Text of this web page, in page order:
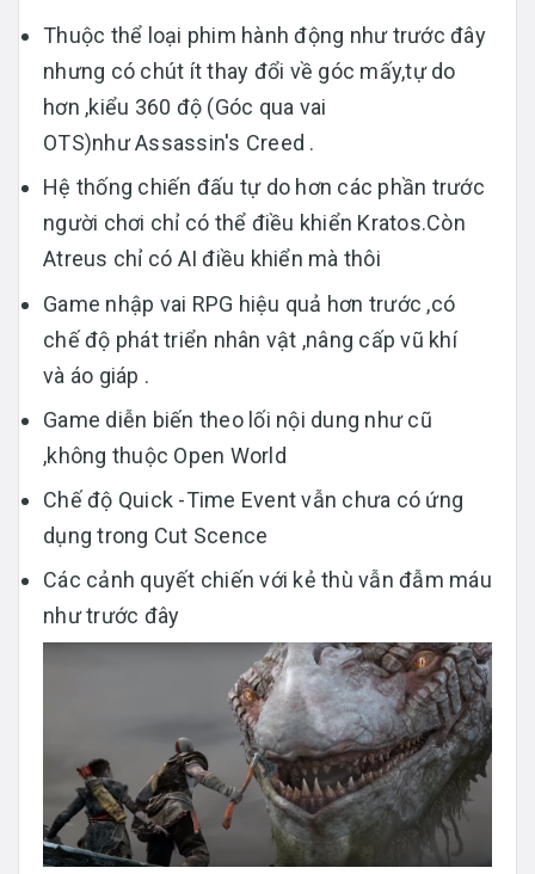
Thuộc thể loại phim hành động như trước đây
nhưng có chút ít thay đổi về góc mấy,tự do
hơn ,kiểu 360 độ (Góc qua vai
OTS)như Assassin's Creed .
Hệ thống chiến đấu tự do hơn các phần trước
người chơi chỉ có thể điều khiển Kratos.Còn
Atreus chỉ có AI điều khiển mà thôi
Game nhập vai RPG hiệu quả hơn trước ,có
chế độ phát triển nhân vật ,nâng cấp vũ khí
và áo giáp .
Game diễn biến theo lối nội dung như cũ
,không thuộc Open World
Chế độ Quick -Time Event vẫn chưa có ứng
dụng trong Cut Scence
Các cảnh quyết chiến với kẻ thù vẫn đẫm máu
như trước đây